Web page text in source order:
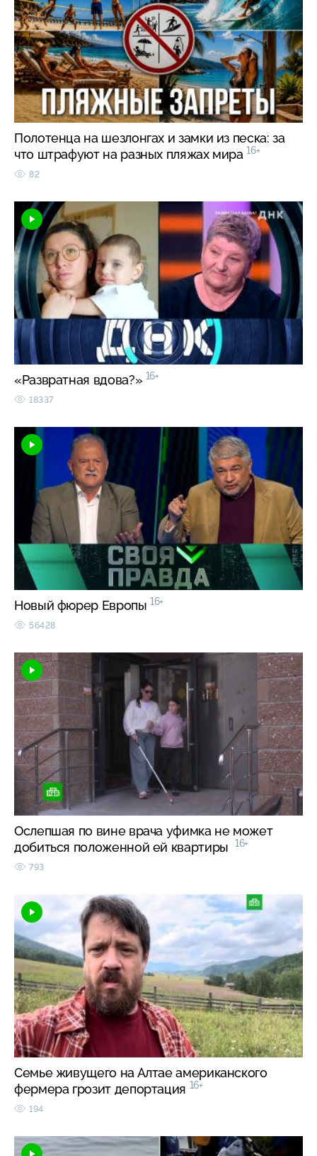
Полотенца на шезлонгах и замки из песка: за
что штрафуют на разных пляжах мира 16+
82
«Развратная вдова?» 16+
18337
Новый фюрер Европы 16+
56428
Ослепшая по вине врача уфимка не может
добиться положенной ей квартиры
16+
793
Семье живущего на Алтае американского
фермера грозит депортация 16+
194